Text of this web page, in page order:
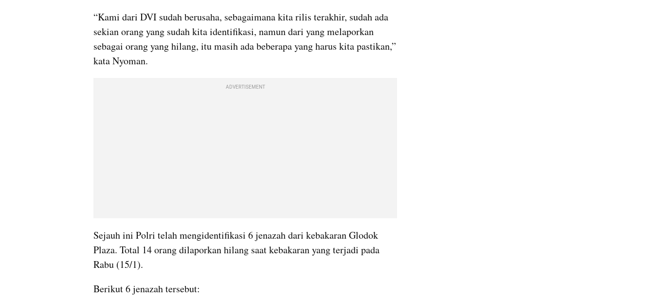
“Kami dari DVI sudah berusaha, sebagaimana kita rilis terakhir, sudah ada
sekian orang yang sudah kita identifikasi, namun dari yang melaporkan
sebagai orang yang hilang, itu masih ada beberapa yang harus kita pastikan,”
kata Nyoman.
ADVERTISEMENT
Sejauh ini Polri telah mengidentifikasi 6 jenazah dari kebakaran Glodok
Plaza. Total 14 orang dilaporkan hilang saat kebakaran yang terjadi pada
Rabu (15/1).
Berikut 6 jenazah tersebut: